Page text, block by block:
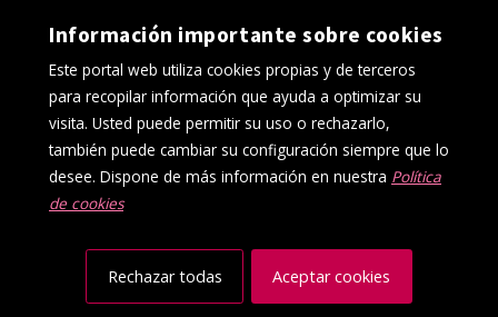
Información importante sobre cookies
Este portal web utiliza cookies propias y de terceros
para recopilar información que ayuda a optimizar su
visita. Usted puede permitir su uso o rechazarlo,
también puede cambiar su configuración siempre que lo
desee. Dispone de más información en nuestra Política
de cookies
Rechazar todas Aceptar cookies